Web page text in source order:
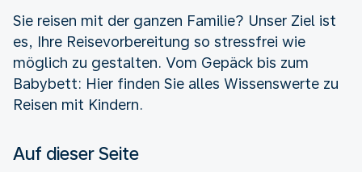
Sie reisen mit der ganzen Familie? Unser Ziel ist
es, Ihre Reisevorbereitung so stressfrei wie
möglich zu gestalten. Vom Gepäck bis zum
Babybett: Hier finden Sie alles Wissenswerte zu
Reisen mit Kindern.
Auf dieser Seite